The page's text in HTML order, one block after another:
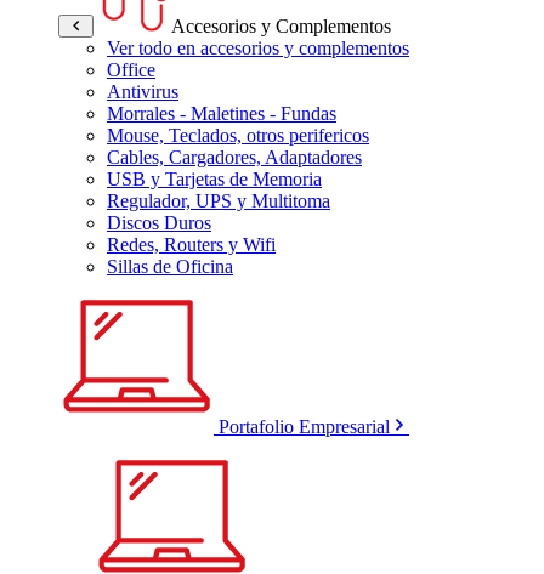
Accesorios y Complementos
Ver todo en accesorios y complementos
Office
Antivirus
Morrales - Maletines - Fundas
Mouse, Teclados, otros perifericos
Cables, Cargadores, Adaptadores
USB y Tarjetas de Memoria
Regulador, UPS y Multitoma
Discos Duros
Redes, Routers y Wifi
Sillas de Oficina
Portafolio Empresarial